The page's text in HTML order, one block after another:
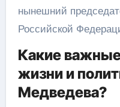
нынешний
Российской
Какие
жизни и
Медведева?